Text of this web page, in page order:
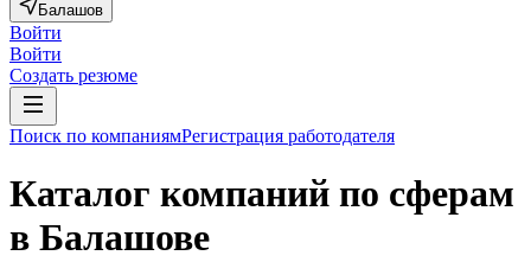
Балашов
Войти
Войти
Создать резюме
Поиск по компаниямРегистрация работодателя
Каталог компаний по сферам
в Балашове